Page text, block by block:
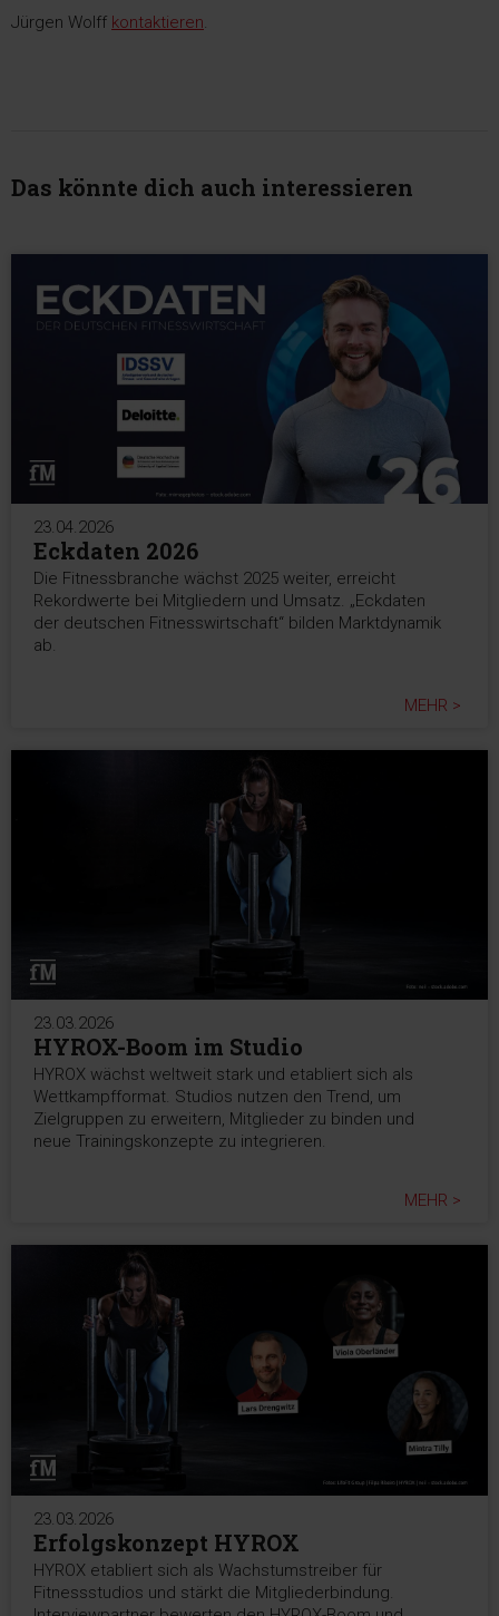
Jürgen Wolff kontaktieren.
Das könnte dich auch interessieren
23.04.2026
Eckdaten 2026
Die Fitnessbranche wächst 2025 weiter, erreicht
Rekordwerte bei Mitgliedern und Umsatz. „Eckdaten
der deutschen Fitnesswirtschaft“ bilden Marktdynamik
ab.
MEHR >
23.03.2026
HYROX-Boom im Studio
HYROX wächst weltweit stark und etabliert sich als
Wettkampfformat. Studios nutzen den Trend, um
Zielgruppen zu erweitern, Mitglieder zu binden und
neue Trainingskonzepte zu integrieren.
MEHR >
23.03.2026
Erfolgskonzept HYROX
HYROX etabliert sich als Wachstumstreiber für
Fitnessstudios und stärkt die Mitgliederbindung.